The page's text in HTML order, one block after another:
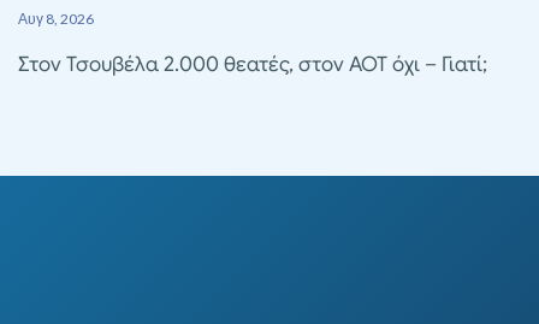
Αυγ 8, 2026
Στον Τσουβέλα 2.000 θεατές, στον ΑΟΤ όχι – Γιατί;